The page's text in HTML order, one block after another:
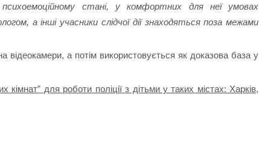
стані, у комфортних для неї умовах
а інші учасники слідчої дії знаходяться поза межами
відеокамери, а потім використовується як доказова база у
кімнат” для роботи поліції з дітьми у таких містах: Харків,